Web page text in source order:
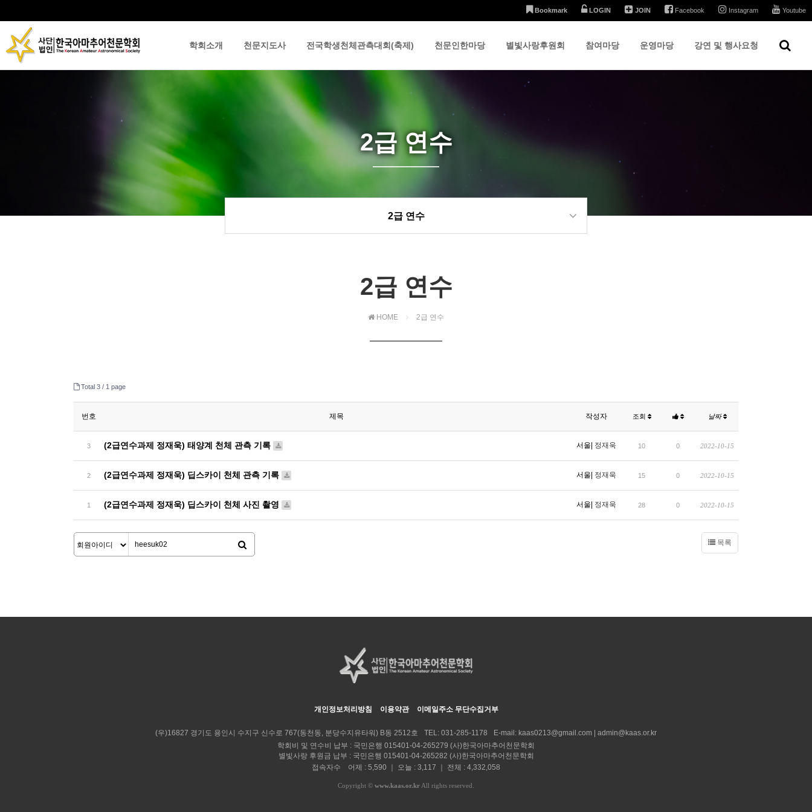
Bookmark LOGIN JOIN Facebook Instagram Youtube
학회소개 천문지도사 전국학생천체관측대회(축제) 천문인한마당 별빛사랑후원회 참여마당
하위분류
운영마당
하위분류
강연 및 행사요청
2급 연수
2급 연수
2급 연수
HOME 2급 연수
Total 3 / 1 page
번호 제목 작성자 조회 날짜
3 (2급연수과제 정재욱) 태양계 천체 관측 기록 서울| 정재욱 10 0 2022-10-15
2 (2급연수과제 정재욱) 딥스카이 천체 관측 기록 서울| 정재욱 15 0 2022-10-15
1 (2급연수과제 정재욱) 딥스카이 천체 사진 촬영 서울| 정재욱 28 0 2022-10-15
목록
개인정보처리방침 이용약관 이메일주소 무단수집거부
(우)16827 경기도 용인시 수지구 신수로 767(동천동, 분당수지유타워) B동 2512호 TEL: 031-285-1178 E-mail: kaas0213@gmail.com | admin@kaas.or.kr
학회비 및 연수비 납부 : 국민은행 015401-04-265279 (사)한국아마추어천문학회
별빛사랑 후원금 납부 : 국민은행 015401-04-265282 (사)한국아마추어천문학회
접속자수 어제 : 5,590 ｜ 오늘 : 3,117 ｜ 전체 : 4,332,058
Copyright © www.kaas.or.kr All rights reserved.